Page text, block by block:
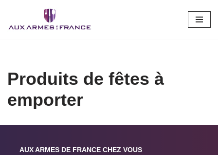
Aller
Produits de fêtes à
emporter
AUX ARMES DE FRANCE CHEZ VOUS